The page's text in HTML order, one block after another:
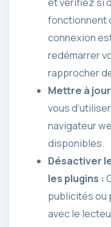
fonctionnent
connexion
redémarrer
rapprocher
Mettre à
vous
navigateur
disponibles.
Désactiver
les plugins :
publicités ou
avec le